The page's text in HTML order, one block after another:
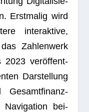
Erst­ma­lig wird
inter­ak­tive,
Zah­len­werk
2023 ver­öf­fent­
Dar­stel­lung
Gesamt­fi­nanz­
Navi­ga­tion bei­